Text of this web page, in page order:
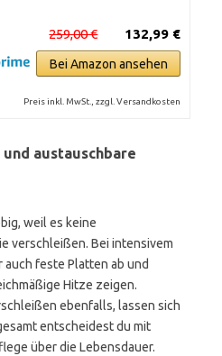
132,99 €
259,00 €
Bei Amazon ansehen
Preis inkl. MwSt., zzgl. Versandkosten
austauschbare
weil es keine
verschleißen. Bei intensivem
feste Platten ab und
Hitze zeigen.
ebenfalls, lassen sich
entscheidest du mit
über die Lebensdauer.